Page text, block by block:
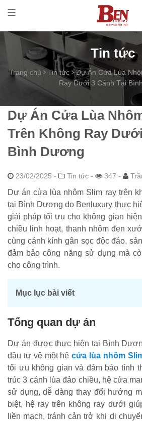
Tin tức
Trang chủ Tin tức
Dự Án Cửa Lùa
Ray Dưới 3 Cánh Tại
Dự Án Cửa Lùa
Trên Không Ray
Bình Dương
23/02/2025 - Tin tức - 347 -
Dự án cửa lùa nhôm Slim ray trên
tại Bình Dương do Benluxury thực
giải pháp tối ưu cho không gian
chiều linh hoạt, thanh nhôm đen
cùng cánh kính gân sọc độc đáo,
đảm bảo công năng sử dụng mà
cho công trình.
Mục lục bài viết
Tổng quan dự án
Dự án được thực hiện tại Bình
đầu tư về một hệcửa lùa nhôm
tối ưu không gian và đảm bảo tính
trúc 3 cánh lùa đảo chiều, hệ cửa
sử dụng, dễ dàng thay đổi hướng
biệt, hệ ray trên không ray dưới
liền mạch, tránh cản trở khi di